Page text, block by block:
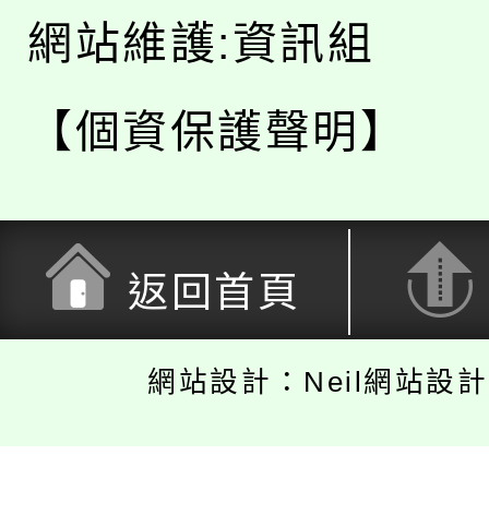
網站維護:資訊組
【個資保護聲明】
返回首頁
網站設計：Neil網站設